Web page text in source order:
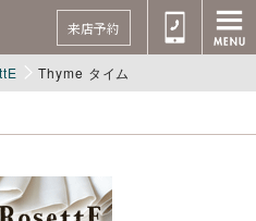
来店予約
Thyme タイム